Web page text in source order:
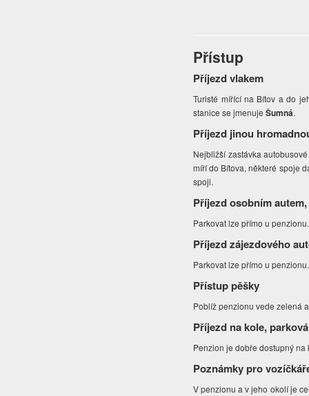
Přístup
Příjezd vlakem
Turisté mířící na Bítov a do
stanice se jmenuje Šumná.
Příjezd jinou
Nejbližší zastávka
míří do Bítova, některé spoje
spoji.
Příjezd osobním
Parkovat lze přímo u
Příjezd zájezdového
Parkovat lze přímo u penzionu.
Přístup pěšky
Poblíž penzionu vede zelená
Příjezd na kole,
Penzion je dobře dostupný
Poznámky pro
V penzionu a v jeho okolí je